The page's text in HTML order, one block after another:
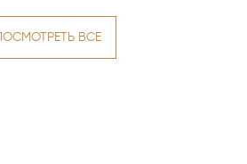
ПОСМОТРЕТЬ ВСЕ